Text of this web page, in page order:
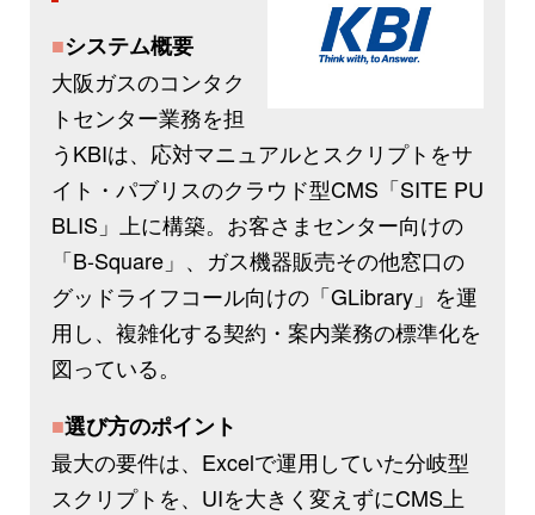
■システム概要
大阪ガスのコンタク
トセンター業務を担
うKBIは、応対マニュアルとスクリプトをサ
イト・パブリスのクラウド型CMS「SITE PU
BLIS」上に構築。お客さまセンター向けの
「B-Square」、ガス機器販売その他窓口の
グッドライフコール向けの「GLibrary」を運
用し、複雑化する契約・案内業務の標準化を
図っている。
■選び方のポイント
最大の要件は、Excelで運用していた分岐型
スクリプトを、UIを大きく変えずにCMS上